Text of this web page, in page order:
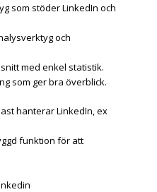
som stöder LinkedIn och
och
med enkel statistik.
som ger bra överblick.
hanterar LinkedIn, ex
funktion för att